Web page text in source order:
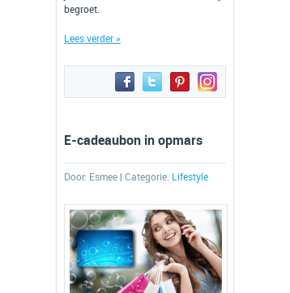
begroet.
Lees verder »
E-cadeaubon in opmars
Door: Esmee | Categorie: Lifestyle